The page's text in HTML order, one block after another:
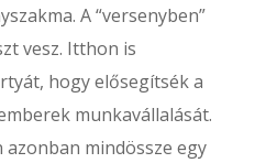
A “versenyben”
vesz. Itthon is
hogy elősegítsék a
munkavállalását.
azonban mindössze egy